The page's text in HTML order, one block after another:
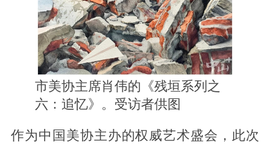
市美协主席肖伟的《残垣系列之
六：追忆》。受访者供图
作为中国美协主办的权威艺术盛会，此次